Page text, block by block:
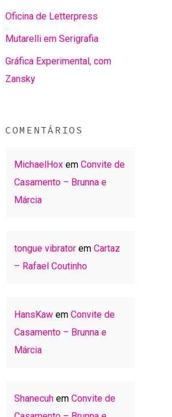
Oficina de Letterpress
Mutarelli em Serigrafia
Gráfica Experimental, com
Zansky
COMENTÁRIOS
MichaelHoxem Convite de
Casamento – Brunna e
Márcia
tongue vibratorem Cartaz
– Rafael Coutinho
HansKawem Convite de
Casamento – Brunna e
Márcia
Shanecuhem Convite de